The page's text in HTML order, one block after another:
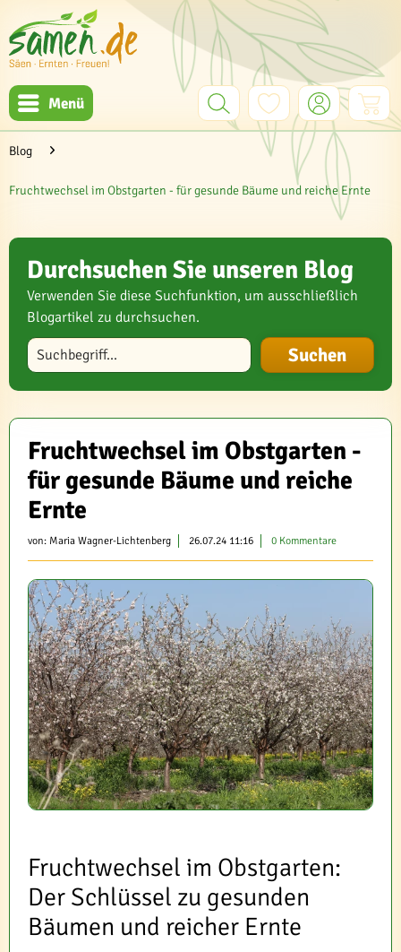
Menü
Blog
Fruchtwechsel im Obstgarten - für gesunde Bäume und reiche Ernte
Durchsuchen Sie unseren Blog
Verwenden Sie diese Suchfunktion, um ausschließlich
Blogartikel zu durchsuchen.
Blog durchsuchen
Fruchtwechsel im Obstgarten -
für gesunde Bäume und reiche
Ernte
von: Maria Wagner-Lichtenberg 26.07.24 11:16 0 Kommentare
Fruchtwechsel im Obstgarten:
Der Schlüssel zu gesunden
Bäumen und reicher Ernte